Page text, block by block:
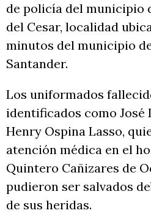
de policía del municipio
del Cesar, localidad
minutos del municipio
Santander.
Los uniformados
identificados como José
Henry Ospina Lasso,
atención médica en el
Quintero Cañizares de
pudieron ser salvados
de sus heridas.